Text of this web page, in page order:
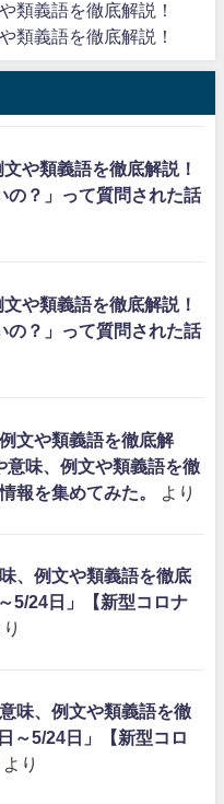
類義語を徹底解説！
類義語を徹底解説！
や類義語を徹底解説！
の？」って質問された話
や類義語を徹底解説！
の？」って質問された話
文や類義語を徹底解
意味、例文や類義語を徹
報を集めてみた。
より
、例文や類義語を徹底
5/24日」【新型コロナ
り
味、例文や類義語を徹
～5/24日」【新型コロ
より